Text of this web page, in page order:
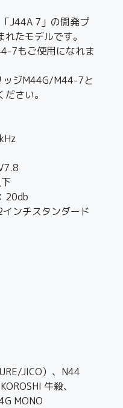
J44A 7」の開発プ
たモデルです。
7もご使用になれま
ッジM44G/M44-7と
さい。
20db
ンチスタンダード
JICO）、N44
牛殺、
MONO